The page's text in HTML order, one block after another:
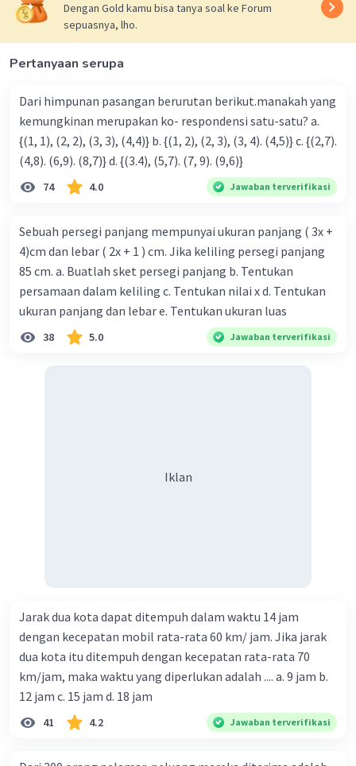
Dengan Gold kamu bisa tanya soal ke Forum
sepuasnya, lho.
Pertanyaan serupa
Dari himpunan pasangan berurutan berikut.manakah yang
kemungkinan merupakan ko- respondensi satu-satu? a.
{(1, 1), (2, 2), (3, 3), (4,4)} b. {(1, 2), (2, 3), (3, 4). (4,5)} c. {(2,7).
(4,8). (6,9). (8,7)} d. {(3.4), (5,7). (7, 9). (9,6)}
74 4.0 Jawaban terverifikasi
Sebuah persegi panjang mempunyai ukuran panjang ( 3x +
4)cm dan lebar ( 2x + 1 ) cm. Jika keliling persegi panjang
85 cm. a. Buatlah sket persegi panjang b. Tentukan
persamaan dalam keliling c. Tentukan nilai x d. Tentukan
ukuran panjang dan lebar e. Tentukan ukuran luas
38 5.0 Jawaban terverifikasi
Iklan
Jarak dua kota dapat ditempuh dalam waktu 14 jam
dengan kecepatan mobil rata-rata 60 km/ jam. Jika jarak
dua kota itu ditempuh dengan kecepatan rata-rata 70
km/jam, maka waktu yang diperlukan adalah .... a. 9 jam b.
12 jam c. 15 jam d. 18 jam
41 4.2 Jawaban terverifikasi